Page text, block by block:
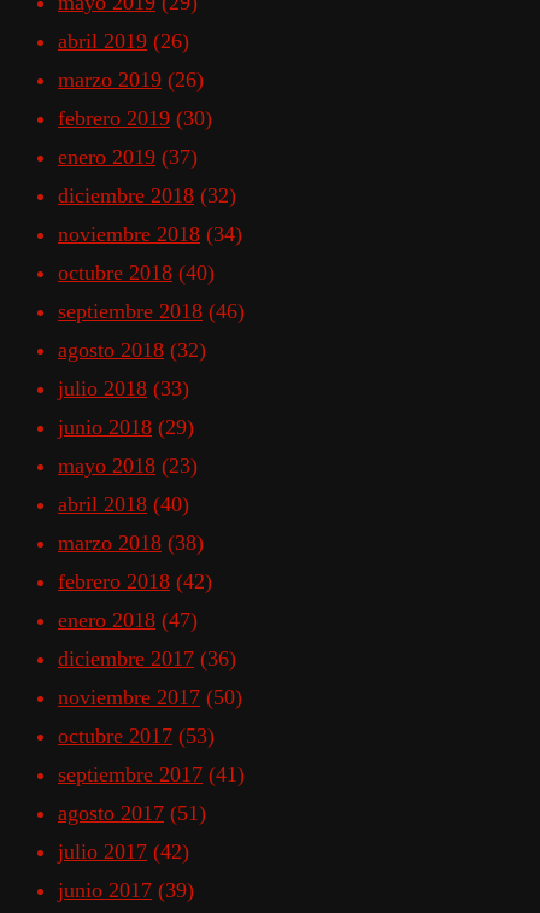
abril 2019 (26)
marzo 2019 (26)
febrero 2019 (30)
enero 2019 (37)
diciembre 2018 (32)
noviembre 2018 (34)
octubre 2018 (40)
septiembre 2018 (46)
agosto 2018 (32)
julio 2018 (33)
junio 2018 (29)
mayo 2018 (23)
abril 2018 (40)
marzo 2018 (38)
febrero 2018 (42)
enero 2018 (47)
diciembre 2017 (36)
noviembre 2017 (50)
octubre 2017 (53)
septiembre 2017 (41)
agosto 2017 (51)
julio 2017 (42)
junio 2017 (39)